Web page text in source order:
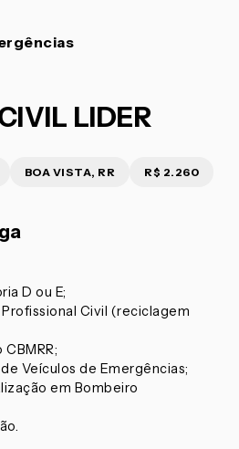
LIDER
BOA VISTA, RR R$ 2.260
D ou E;
Civil (reciclagem
Veículos de Emergências;
em Bombeiro